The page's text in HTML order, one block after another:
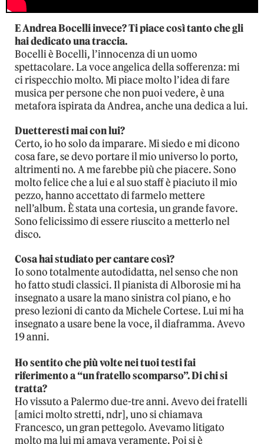
E Andrea Bocelli invece? Ti piace così tanto che gli
hai dedicato una traccia.
Bocelli è Bocelli, l’innocenza di un uomo
spettacolare. La voce angelica della sofferenza: mi
ci rispecchio molto. Mi piace molto l’idea di fare
musica per persone che non puoi vedere, è una
metafora ispirata da Andrea, anche una dedica a lui.
Duetteresti mai con lui?
Certo, io ho solo da imparare. Mi siedo e mi dicono
cosa fare, se devo portare il mio universo lo porto,
altrimenti no. A me farebbe più che piacere. Sono
molto felice che a lui e al suo staff è piaciuto il mio
pezzo, hanno accettato di farmelo mettere
nell’album. È stata una cortesia, un grande favore.
Sono felicissimo di essere riuscito a metterlo nel
disco.
Cosa hai studiato per cantare così?
Io sono totalmente autodidatta, nel senso che non
ho fatto studi classici. Il pianista di Alborosie mi ha
insegnato a usare la mano sinistra col piano, e ho
preso lezioni di canto da Michele Cortese. Lui mi ha
insegnato a usare bene la voce, il diaframma. Avevo
19 anni.
Ho sentito che più volte nei tuoi testi fai
riferimento a “un fratello scomparso”. Di chi si
tratta?
Ho vissuto a Palermo due-tre anni. Avevo dei fratelli
[amici molto stretti, ndr], uno si chiamava
Francesco, un gran pettegolo. Avevamo litigato
molto ma lui mi amava veramente. Poi si è